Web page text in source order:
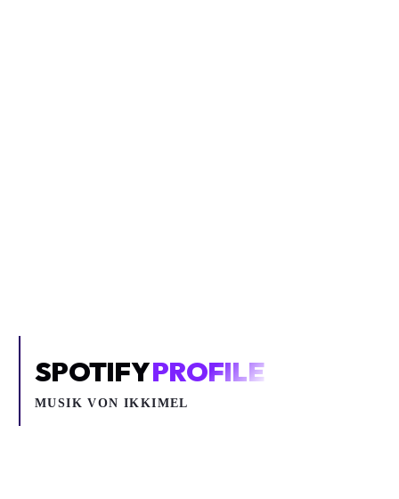
SPOTIFYPROFILE
MUSIK VONIKKIMEL